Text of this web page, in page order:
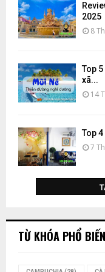
2025
8
Top
xã...
14
Top
7
TỪ KHÓA PHỔ BIẾN